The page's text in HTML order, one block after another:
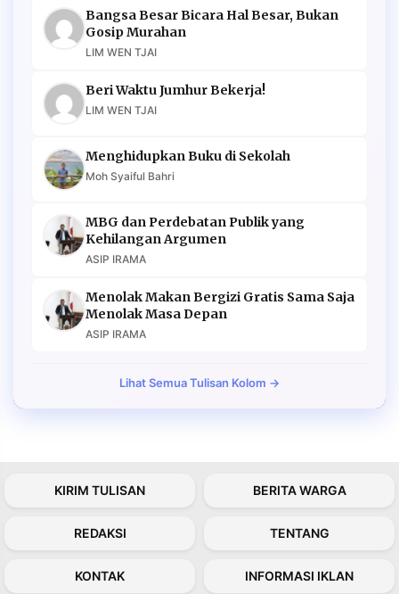
Bangsa Besar Bicara Hal Besar, Bukan
Gosip Murahan
LIM WEN TJAI
Beri Waktu Jumhur Bekerja!
LIM WEN TJAI
Menghidupkan Buku di Sekolah
Moh Syaiful Bahri
MBG dan Perdebatan Publik yang
Kehilangan Argumen
ASIP IRAMA
Menolak Makan Bergizi Gratis Sama Saja
Menolak Masa Depan
ASIP IRAMA
Lihat Semua Tulisan Kolom →
KIRIM TULISAN BERITA WARGA
REDAKSI TENTANG
KONTAK INFORMASI IKLAN